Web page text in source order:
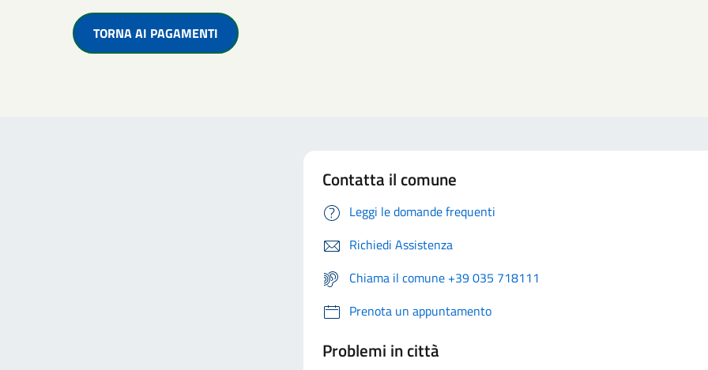
TORNA AI PAGAMENTI
Contatta il comune
Leggi le domande frequenti
Richiedi Assistenza
Chiama il comune +39 035 718111
Prenota un appuntamento
Problemi in città